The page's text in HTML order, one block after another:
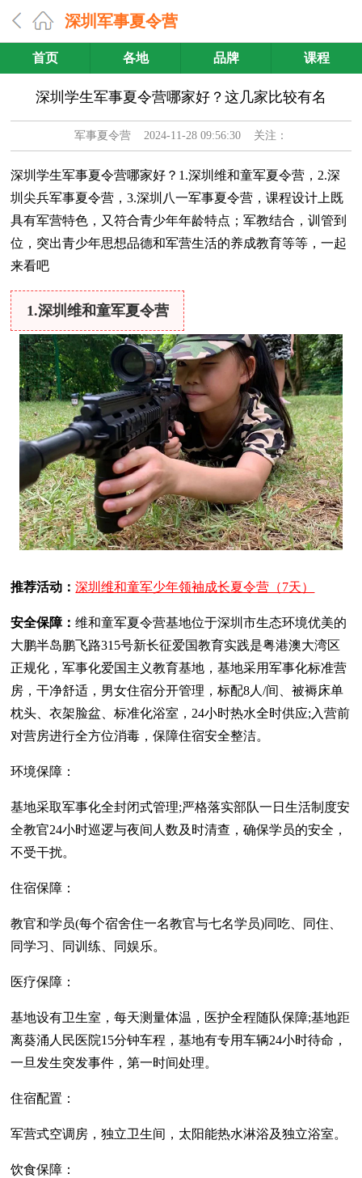
深圳军事夏令营
首页 各地 品牌 课程
深圳学生军事夏令营哪家好？这几家比较有名
军事夏令营2024-11-28 09:56:30 关注：
深圳学生军事夏令营哪家好？1.深圳维和童军夏令营，2.深
圳尖兵军事夏令营，3.深圳八一军事夏令营，课程设计上既
具有军营特色，又符合青少年年龄特点；军教结合，训管到
位，突出青少年思想品德和军营生活的养成教育等等，一起
来看吧
1.深圳维和童军夏令营
推荐活动：深圳维和童军少年领袖成长夏令营（7天）
安全保障：维和童军夏令营基地位于深圳市生态环境优美的
大鹏半岛鹏飞路315号新长征爱国教育实践是粤港澳大湾区
正规化，军事化爱国主义教育基地，基地采用军事化标准营
房，干净舒适，男女住宿分开管理，标配8人/间、被褥床单
枕头、衣架脸盆、标准化浴室，24小时热水全时供应;入营前
对营房进行全方位消毒，保障住宿安全整洁。
环境保障：
基地采取军事化全封闭式管理;严格落实部队一日生活制度安
全教官24小时巡逻与夜间人数及时清查，确保学员的安全，
不受干扰。
住宿保障：
教官和学员(每个宿舍住一名教官与七名学员)同吃、同住、
同学习、同训练、同娱乐。
医疗保障：
基地设有卫生室，每天测量体温，医护全程随队保障;基地距
离葵涌人民医院15分钟车程，基地有专用车辆24小时待命，
一旦发生突发事件，第一时间处理。
住宿配置：
军营式空调房，独立卫生间，太阳能热水淋浴及独立浴室。
饮食保障：